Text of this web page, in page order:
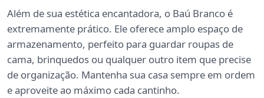
Além de sua estética encantadora, o Baú Branco é
extremamente prático. Ele oferece amplo espaço de
armazenamento, perfeito para guardar roupas de
cama, brinquedos ou qualquer outro item que precise
de organização. Mantenha sua casa sempre em ordem
e aproveite ao máximo cada cantinho.